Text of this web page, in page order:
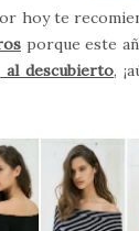
hoy te
porque este
al descubierto,